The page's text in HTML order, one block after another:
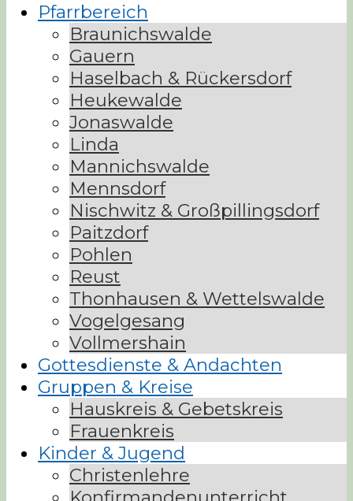
Pfarrbereich
Braunichswalde
Gauern
Haselbach & Rückersdorf
Heukewalde
Jonaswalde
Linda
Mannichswalde
Mennsdorf
Nischwitz & Großpillingsdorf
Paitzdorf
Pohlen
Reust
Thonhausen & Wettelswalde
Vogelgesang
Vollmershain
Gottesdienste & Andachten
Gruppen & Kreise
Hauskreis & Gebetskreis
Frauenkreis
Kinder & Jugend
Christenlehre